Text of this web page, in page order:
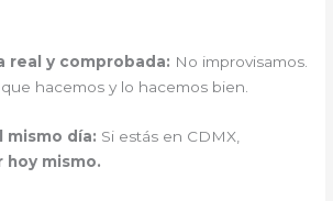
real y comprobada: No improvisamos.
hacemos y lo hacemos bien.
mismo día: Si estás en CDMX,
hoy mismo.